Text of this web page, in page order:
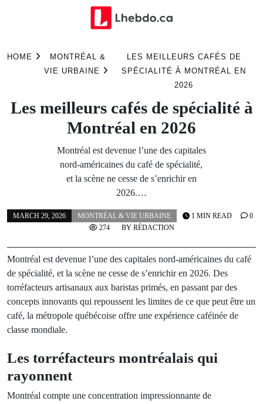
HOME
MONTRÉAL &
VIE URBAINE
LES MEILLEURS CAFÉS DE
SPÉCIALITÉ À MONTRÉAL EN
2026
Les meilleurs cafés de spécialité à
Montréal en 2026
Montréal est devenue l’une des capitales
nord-américaines du café de spécialité,
et la scène ne cesse de s’enrichir en
2026.…
MARCH 29, 2026
MONTRÉAL & VIE URBAINE
BY RÉDACTION
1 MIN READ
0
274
Montréal est devenue l’une des capitales nord-américaines du café
de spécialité, et la scène ne cesse de s’enrichir en 2026. Des
torréfacteurs artisanaux aux baristas primés, en passant par des
concepts innovants qui repoussent les limites de ce que peut être un
café, la métropole québécoise offre une expérience caféinée de
classe mondiale.
Les torréfacteurs montréalais qui
rayonnent
Montréal compte une concentration impressionnante de